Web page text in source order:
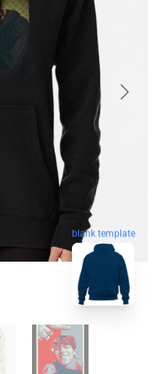
blank template